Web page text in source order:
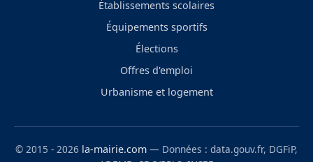
Établissements scolaires
Équipements sportifs
Élections
Offres d'emploi
Urbanisme et logement
© 2015 - 2026 la-mairie.com — Données : data.gouv.fr, DGFiP,